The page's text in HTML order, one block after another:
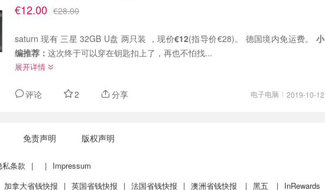
€12.00 €28.00
saturn 现有 三星 32GB U盘 两只装 ，现价€12(指导价€28)。 德国境内免运费。 小
编推荐： 这次终于可以穿在钥匙扣上了，再也不怕找...
展开详情
评论 2 分享 电子电脑 2019-10-12
免责声明 版权声明
私条款 | | Impressum
加拿大省钱快报 | 英国省钱快报 | 法国省钱快报 | 澳洲省钱快报 | 黑五 | InRewards